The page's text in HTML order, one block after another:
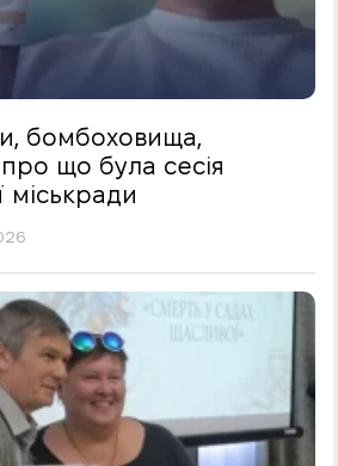
бомбоховища,
що була сесія
міськради